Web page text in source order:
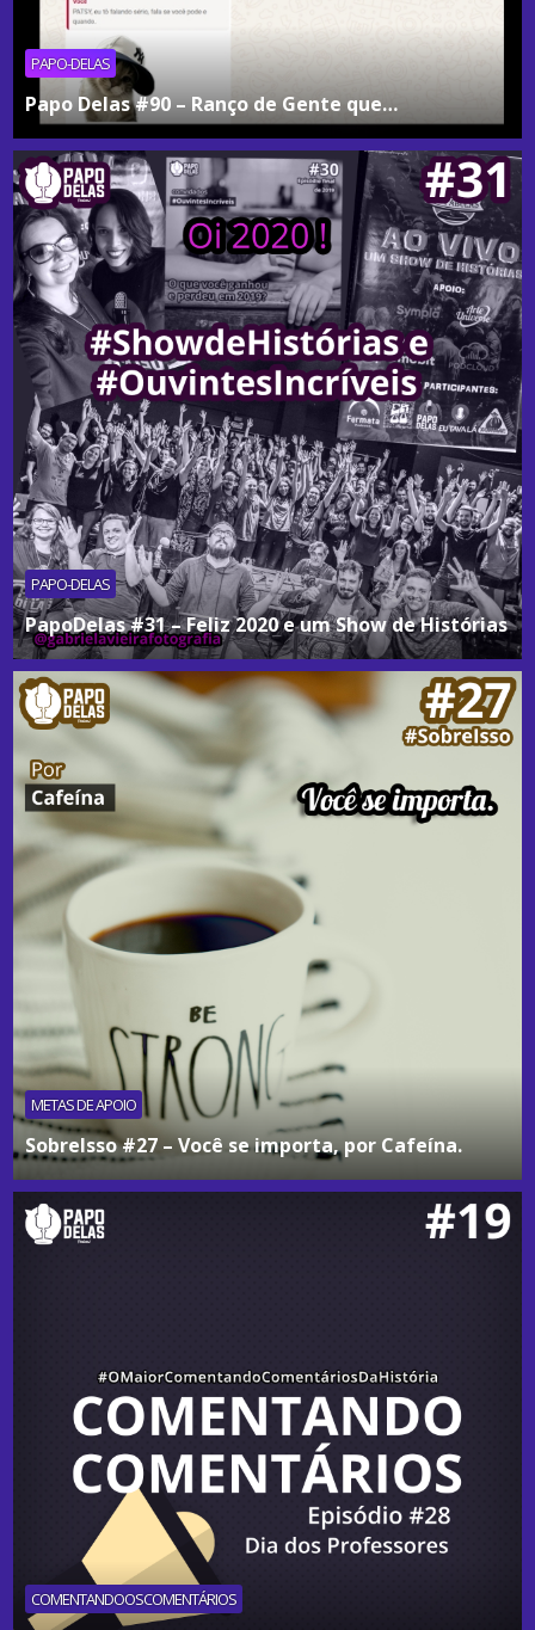
PAPO-DELAS
Papo Delas #90 – Ranço de Gente que…
PAPO-DELAS
PapoDelas #31 – Feliz 2020 e um Show de Histórias
METAS DE APOIO
SobreIsso #27 – Você se importa, por Cafeína.
COMENTANDOOSCOMENTÁRIOS